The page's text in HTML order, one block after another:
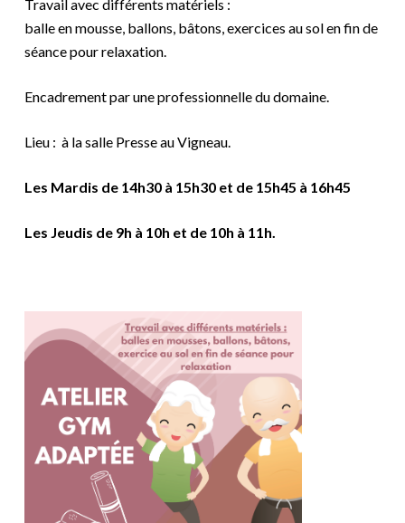
Travail avec différents matériels :
balle en mousse, ballons, bâtons, exercices au sol en fin de
séance pour relaxation.
Encadrement par une professionnelle du domaine.
Lieu : à la salle Presse au Vigneau.
Les Mardis de 14h30 à 15h30 et de 15h45 à 16h45
Les Jeudis de 9h à 10h et de 10h à 11h.